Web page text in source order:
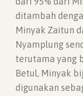
ditambah
Minyak Zaitun
Nyamplung
terutama yang
Betul, Minyak
digunakan